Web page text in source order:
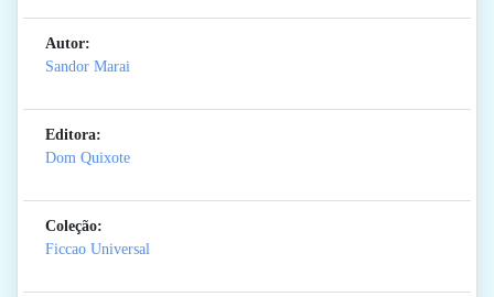
Autor:
Sandor Marai
Editora:
Dom Quixote
Coleção:
Ficcao Universal